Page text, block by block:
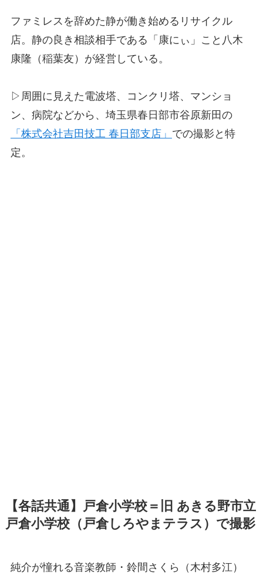
ファミレスを辞めた静が働き始めるリサイクル
店。静の良き相談相手である「康にぃ」こと八木
康隆（稲葉友）が経営している。
▷周囲に見えた電波塔、コンクリ塔、マンショ
ン、病院などから、埼玉県春日部市谷原新田の
「株式会社吉田技工 春日部支店」 での撮影と特
定。
【各話共通】戸倉小学校＝旧 あきる野市立
戸倉小学校（戸倉しろやまテラス）で撮影
純介が憧れる音楽教師・鈴間さくら（木村多江）